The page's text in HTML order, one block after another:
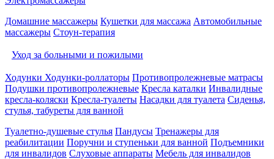
Домашние массажеры Кушетки для массажа Автомобильные
массажеры Стоун-терапия
Уход за больными и пожилыми
Ходунки Ходунки-роллаторы Противопролежневые матрасы
Подушки противопролежневые Кресла каталки Инвалидные
кресла-коляски Кресла-туалеты Насадки для туалета Сиденья,
стулья, табуреты для ванной
Туалетно-душевые стулья Пандусы Тренажеры для
реабилитации Поручни и ступеньки для ванной Подъемники
для инвалидов Слуховые аппараты Мебель для инвалидов